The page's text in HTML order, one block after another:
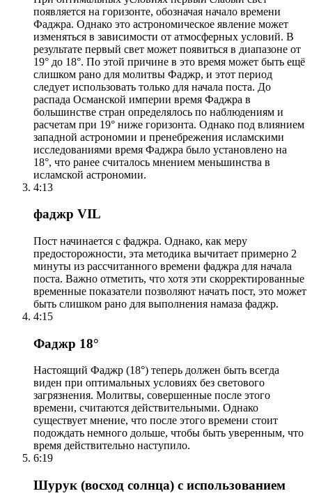
появляется на горизонте, обозначая начало времени
Фаджра. Однако это астрономическое явление может
изменяться в зависимости от атмосферных условий. В
результате первый свет может появиться в диапазоне от
19° до 18°. По этой причине в это время может быть ещё
слишком рано для молитвы Фаджр, и этот период
следует использовать только для начала поста. До
распада Османской империи время Фаджра в
большинстве стран определялось по наблюдениям и
расчетам при 19° ниже горизонта. Однако под влиянием
западной астрономии и пренебрежения исламскими
исследованиями время Фаджра было установлено на
18°, что ранее считалось мнением меньшинства в
исламской астрономии.
4:13
фаджр VIL
Пост начинается с фаджра. Однако, как меру
предосторожности, эта методика вычитает примерно 2
минуты из рассчитанного времени фаджра для начала
поста. Важно отметить, что хотя эти скорректированные
временные показатели позволяют начать пост, это может
быть слишком рано для выполнения намаза фаджр.
4:15
Фаджр 18°
Настоящий Фаджр (18°) теперь должен быть всегда
виден при оптимальных условиях без светового
загрязнения. Молитвы, совершенные после этого
времени, считаются действительными. Однако
существует мнение, что после этого времени стоит
подождать немного дольше, чтобы быть уверенным, что
время действительно наступило.
6:19
Шурук (восход солнца) с использованием